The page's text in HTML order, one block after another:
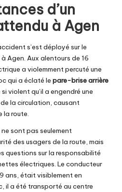
d’un
à Agen
s’est déployé sur le
Agen. Aux alentours de 16
a violemment percuté une
qui a éclaté le pare-brise arrière
violent qu’il a engendré une
la circulation, causant
la route.
sont pas seulement
des usagers de la route, mais
questions sur la responsabilité
électriques. Le conducteur
ans, était visiblement en
il a été transporté au centre